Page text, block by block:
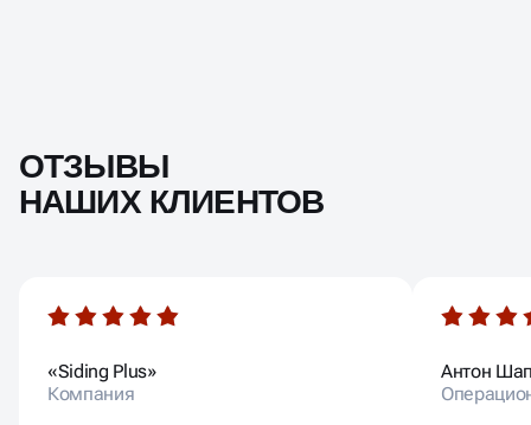
ОТЗЫВЫ
НАШИХ КЛИЕНТОВ
«Siding Plus»
Компания
Антон